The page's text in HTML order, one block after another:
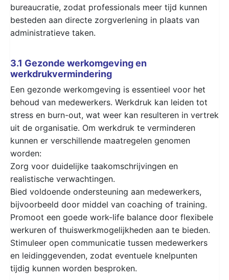
bureaucratie, zodat professionals meer tijd kunnen
besteden aan directe zorgverlening in plaats van
administratieve taken.
3.1 Gezonde werkomgeving en
werkdrukvermindering
Een gezonde werkomgeving is essentieel voor het
behoud van medewerkers. Werkdruk kan leiden tot
stress en burn-out, wat weer kan resulteren in vertrek
uit de organisatie. Om werkdruk te verminderen
kunnen er verschillende maatregelen genomen
worden:
Zorg voor duidelijke taakomschrijvingen en
realistische verwachtingen.
Bied voldoende ondersteuning aan medewerkers,
bijvoorbeeld door middel van coaching of training.
Promoot een goede work-life balance door flexibele
werkuren of thuiswerkmogelijkheden aan te bieden.
Stimuleer open communicatie tussen medewerkers
en leidinggevenden, zodat eventuele knelpunten
tijdig kunnen worden besproken.